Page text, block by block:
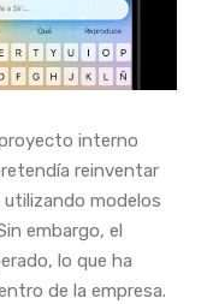
interno
reinventar
modelos
embargo, el
lo que ha
de la empresa.